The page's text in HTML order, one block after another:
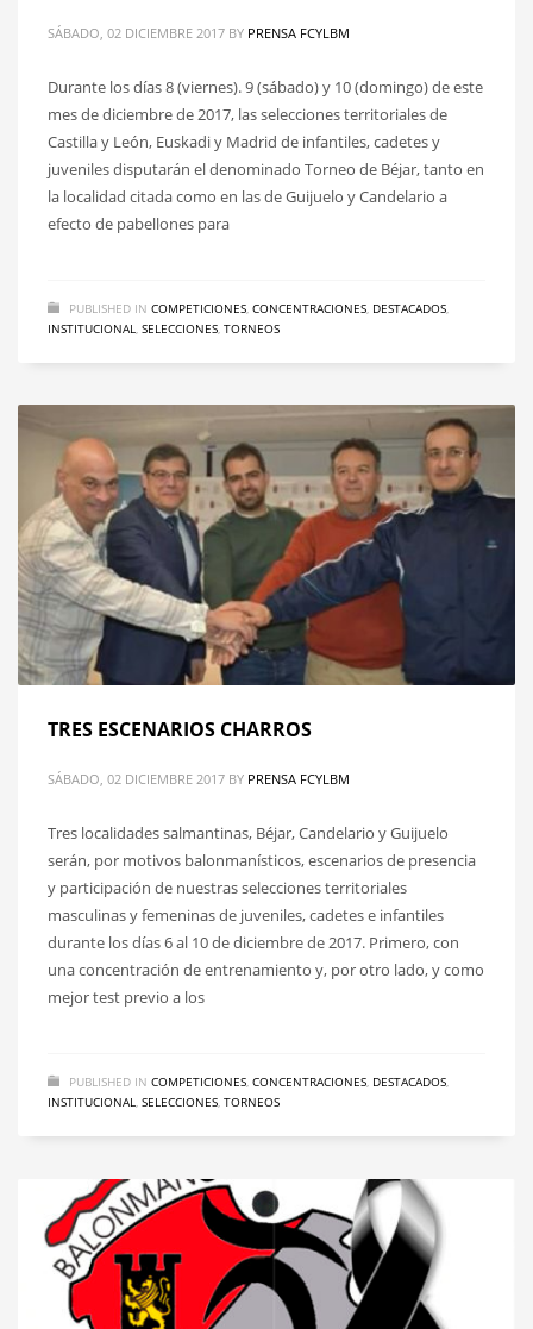
SÁBADO, 02 DICIEMBRE 2017 BY PRENSA FCYLBM
Durante los días 8 (viernes). 9 (sábado) y 10 (domingo) de este
mes de diciembre de 2017, las selecciones territoriales de
Castilla y León, Euskadi y Madrid de infantiles, cadetes y
juveniles disputarán el denominado Torneo de Béjar, tanto en
la localidad citada como en las de Guijuelo y Candelario a
efecto de pabellones para
PUBLISHED IN COMPETICIONES CONCENTRACIONES DESTACADOS
INSTITUCIONAL SELECCIONES TORNEOS
TRES ESCENARIOS CHARROS
SÁBADO, 02 DICIEMBRE 2017 BY PRENSA FCYLBM
Tres localidades salmantinas, Béjar, Candelario y Guijuelo
serán, por motivos balonmanísticos, escenarios de presencia
y participación de nuestras selecciones territoriales
masculinas y femeninas de juveniles, cadetes e infantiles
durante los días 6 al 10 de diciembre de 2017. Primero, con
una concentración de entrenamiento y, por otro lado, y como
mejor test previo a los
PUBLISHED IN COMPETICIONES CONCENTRACIONES DESTACADOS
INSTITUCIONAL SELECCIONES TORNEOS